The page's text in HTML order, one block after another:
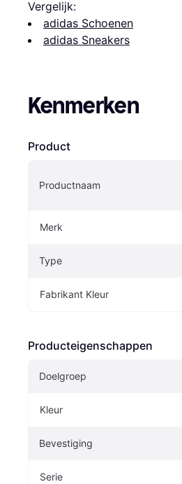
Vergelijk:
adidas Schoenen
adidas Sneakers
Kenmerken
Product
Productnaam
Merk
Type
Fabrikant Kleur
Producteigenschappen
Doelgroep
Kleur
Bevestiging
Serie